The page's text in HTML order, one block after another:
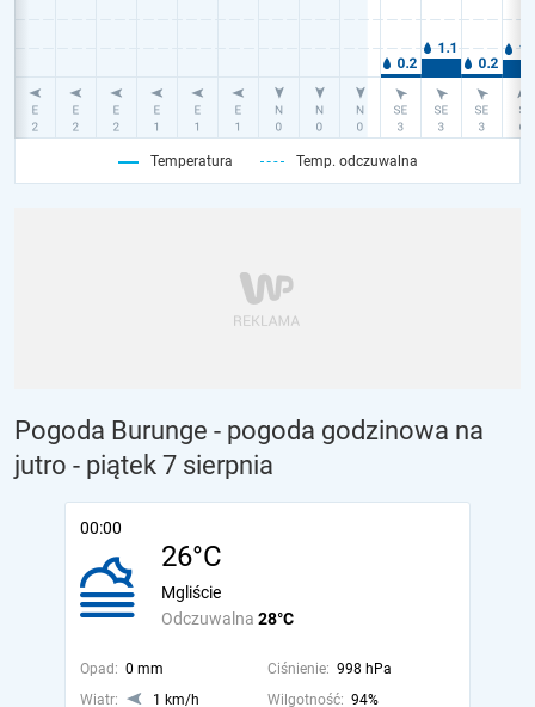
Temperatura Temp. odczuwalna
Pogoda Burunge - pogoda godzinowa na
jutro - piątek 7 sierpnia
00:00
26°C
Odczuwalna 28°C
Mgliście
Opad: 0 mm Ciśnienie: 998 hPa
Wiatr:
1 km/h Wilgotność: 94%